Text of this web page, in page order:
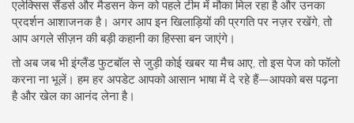
एलेक्सिस सैंडर्स और मैडसन केन को पहले टीम में मौका मिल रहा है और उनका
प्रदर्शन आशाजनक है। अगर आप इन खिलाड़ियों की प्रगति पर नज़र रखेंगे, तो
आप अगले सीज़न की बड़ी कहानी का हिस्सा बन जाएंगे।
तो अब जब भी इंग्लैंड फुटबॉल से जुड़ी कोई खबर या मैच आए, तो इस पेज को फॉलो
करना ना भूलें। हम हर अपडेट आपको आसान भाषा में दे रहे हैं—आपको बस पढ़ना
है और खेल का आनंद लेना है।